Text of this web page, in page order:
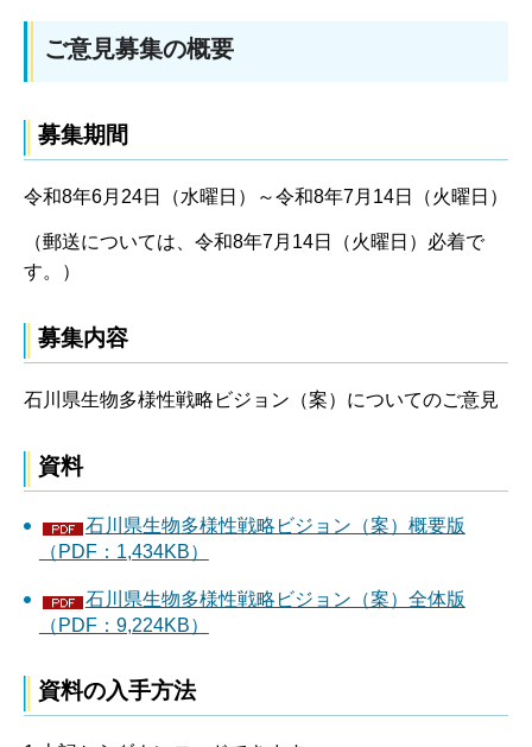
ご意見募集の概要
募集期間
令和8年6月24日（水曜日）～令和8年7月14日（火曜日）
（郵送については、令和8年7月14日（火曜日）必着で
す。）
募集内容
石川県生物多様性戦略ビジョン（案）についてのご意見
資料
石川県生物多様性戦略ビジョン（案）概要版
（PDF：1,434KB）
石川県生物多様性戦略ビジョン（案）全体版
（PDF：9,224KB）
資料の入手方法